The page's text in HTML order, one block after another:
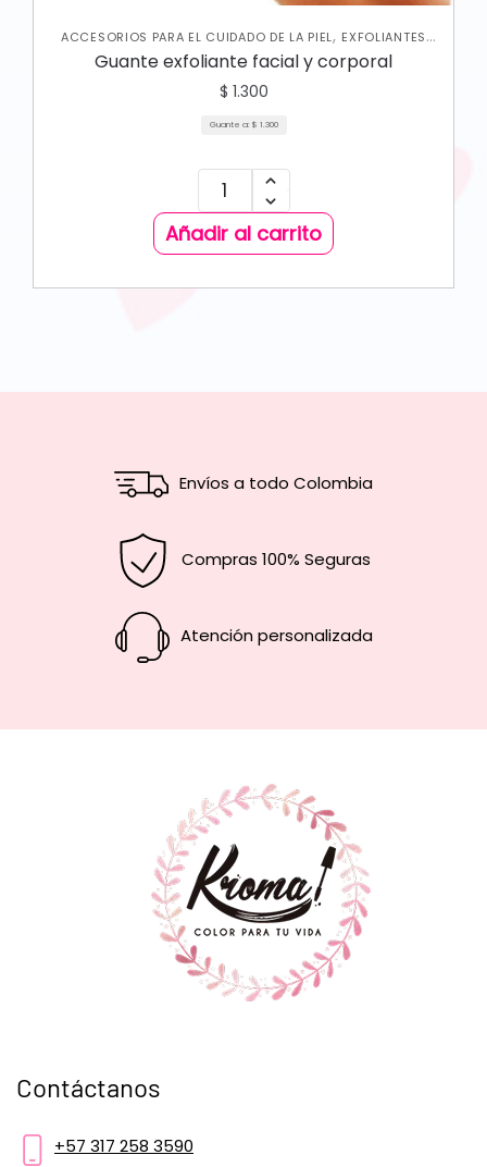
ACCESORIOS PARA EL CUIDADO DE LA PIEL, EXFOLIANTES
CORPORALES ,JABONES Y EXFOLIANTES,SKIN CARE
CORPORAL,SKIN CARE FACIAL
Guante exfoliante facial y corporal
$ 1.300
Guante a: $ 1.300
Añadir al carrito
Envíos a todo Colombia
Compras 100% Seguras
Atención personalizada
Contáctanos
+57 317 258 3590